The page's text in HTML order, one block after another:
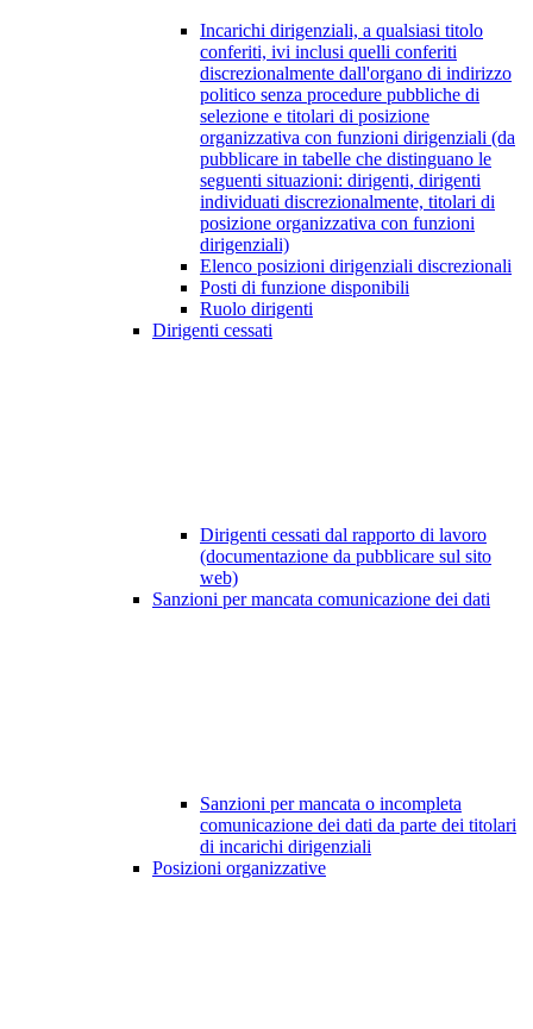
Incarichi dirigenziali, a qualsiasi titolo
conferiti, ivi inclusi quelli conferiti
discrezionalmente dall'organo di indirizzo
politico senza procedure pubbliche di
selezione e titolari di posizione
organizzativa con funzioni dirigenziali (da
pubblicare in tabelle che distinguano le
seguenti situazioni: dirigenti, dirigenti
individuati discrezionalmente, titolari di
posizione organizzativa con funzioni
dirigenziali)
Elenco posizioni dirigenziali discrezionali
Posti di funzione disponibili
Ruolo dirigenti
Dirigenti cessati
Dirigenti cessati dal rapporto di lavoro
(documentazione da pubblicare sul sito
web)
Sanzioni per mancata comunicazione dei dati
Sanzioni per mancata o incompleta
comunicazione dei dati da parte dei titolari
di incarichi dirigenziali
Posizioni organizzative